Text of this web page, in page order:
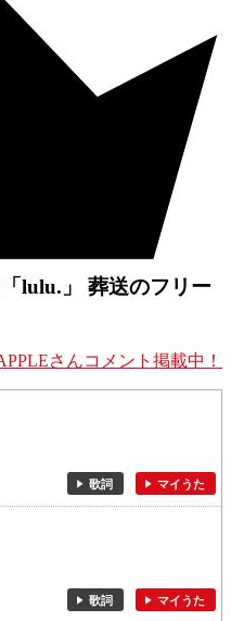
lulu.」 葬送のフリー
さんコメント掲載中！
歌詞 マイうた
歌詞 マイうた